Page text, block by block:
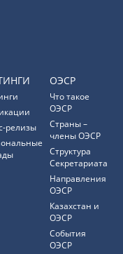
релизы
ОЭСР
Что такое
ОЭСР
Страны –
члены ОЭСР
Структура
Секретариата
Направления
ОЭСР
Казахстан и
ОЭСР
События
ОЭСР